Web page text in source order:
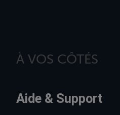
À VOS CÔTÉS
Aide & Support